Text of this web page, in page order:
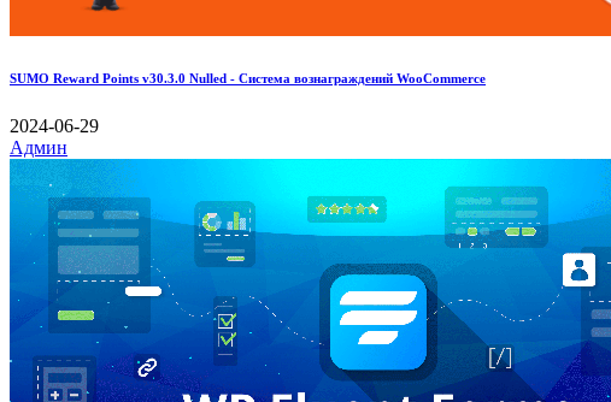
SUMO Reward Points v30.3.0 Nulled - Система вознаграждений WooCommerce
2024-06-29
Админ